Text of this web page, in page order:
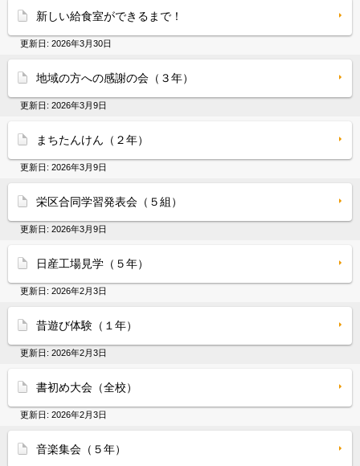
新しい給食室ができるまで！
更新日: 2026年3月30日
地域の方への感謝の会（３年）
更新日: 2026年3月9日
まちたんけん（２年）
更新日: 2026年3月9日
栄区合同学習発表会（５組）
更新日: 2026年3月9日
日産工場見学（５年）
更新日: 2026年2月3日
昔遊び体験（１年）
更新日: 2026年2月3日
書初め大会（全校）
更新日: 2026年2月3日
音楽集会（５年）